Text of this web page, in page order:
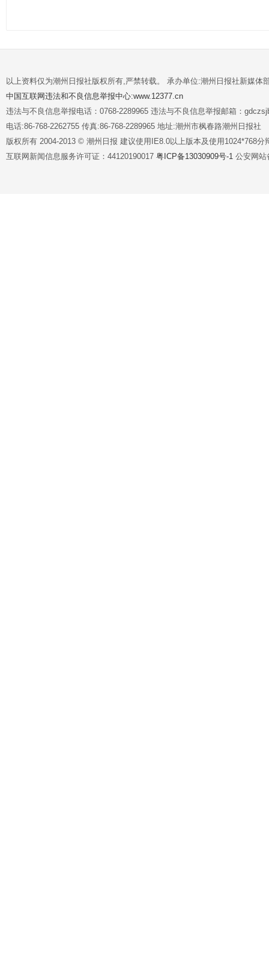
以上资料仅为潮州日报社版权所有,严禁转载。 承办单位:潮州日报社新媒体
中国互联网违法和不良信息举报中心:www.12377.cn
违法与不良信息举报电话：0768-2289965 违法与不良信息举报邮箱：
电话:86-768-2262755 传真:86-768-2289965 地址:潮州市枫春路潮州日报社
版权所有 2004-2013 © 潮州日报 建议使用IE8.0以上版本及使用1024*768分
互联网新闻信息服务许可证：44120190017 粤ICP备13030909号-1 公安网站